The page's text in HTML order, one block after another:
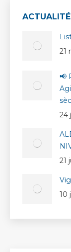
21
📢
24
21
10